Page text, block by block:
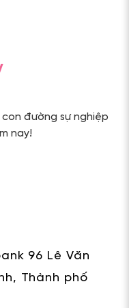
đường sự nghiệp
nay!
96 Lê Văn
Thành phố